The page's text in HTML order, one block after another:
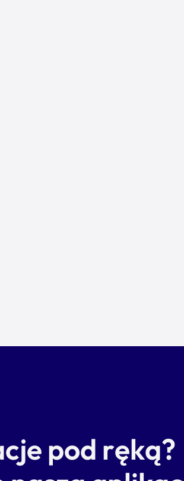
pod ręką?